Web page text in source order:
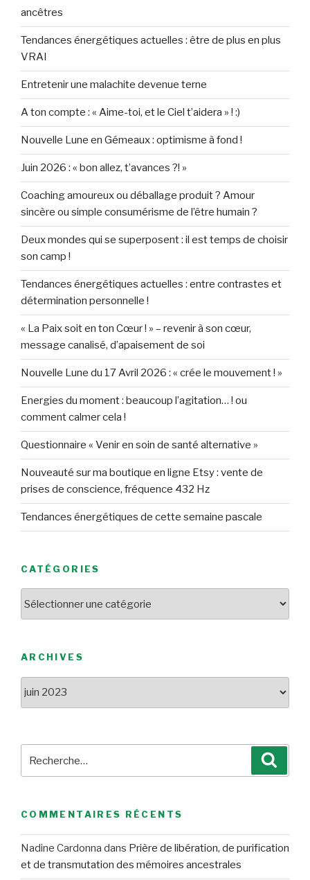
ancêtres
Tendances énergétiques actuelles : être de plus en plus
VRAI
Entretenir une malachite devenue terne
A ton compte : « Aime-toi, et le Ciel t’aidera » ! :)
Nouvelle Lune en Gémeaux : optimisme à fond !
Juin 2026 : « bon allez, t’avances ?! »
Coaching amoureux ou déballage produit ? Amour
sincère ou simple consumérisme de l’être humain ?
Deux mondes qui se superposent : il est temps de choisir
son camp !
Tendances énergétiques actuelles : entre contrastes et
détermination personnelle !
« La Paix soit en ton Cœur ! » – revenir à son cœur,
message canalisé, d’apaisement de soi
Nouvelle Lune du 17 Avril 2026 : « crée le mouvement ! »
Energies du moment : beaucoup l’agitation… ! ou
comment calmer cela !
Questionnaire « Venir en soin de santé alternative »
Nouveauté sur ma boutique en ligne Etsy : vente de
prises de conscience, fréquence 432 Hz
Tendances énergétiques de cette semaine pascale
CATÉGORIES
ARCHIVES
COMMENTAIRES RÉCENTS
Nadine Cardonna dans Prière de libération, de purification
et de transmutation des mémoires ancestrales